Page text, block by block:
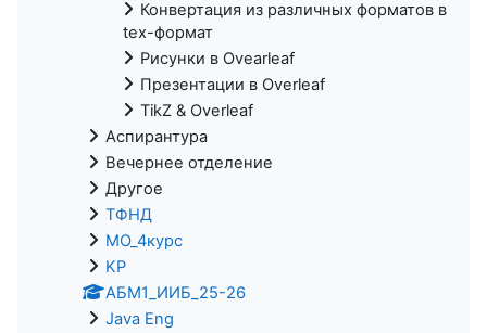
Конвертация из различных форматов в
tex-формат
Рисунки в Ovearleaf
Презентации в Overleaf
TikZ & Overleaf
Аспирантура
Вечернее отделение
Другое
ТФНД
МО_4курс
KP
АБМ1_ИИБ_25-26
Java Eng